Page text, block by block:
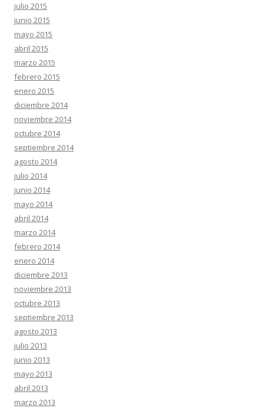
julio 2015
junio 2015
mayo 2015
abril 2015
marzo 2015
febrero 2015
enero 2015
diciembre 2014
noviembre 2014
octubre 2014
septiembre 2014
agosto 2014
julio 2014
junio 2014
mayo 2014
abril 2014
marzo 2014
febrero 2014
enero 2014
diciembre 2013
noviembre 2013
octubre 2013
septiembre 2013
agosto 2013
julio 2013
junio 2013
mayo 2013
abril 2013
marzo 2013